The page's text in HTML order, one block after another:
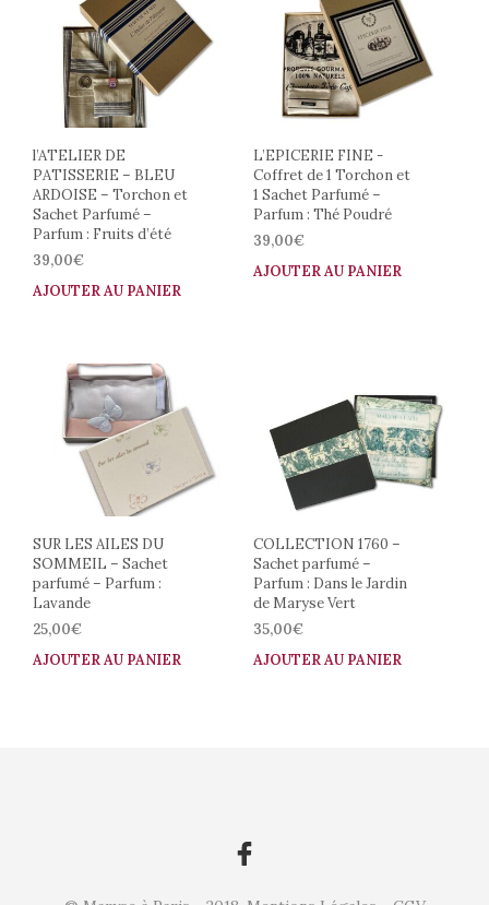
l’ATELIER DE
PATISSERIE – BLEU
ARDOISE – Torchon et
Sachet Parfumé –
Parfum : Fruits d’été
39,00€
AJOUTER AU PANIER
L’EPICERIE FINE -
Coffret de 1 Torchon et
1 Sachet Parfumé –
Parfum : Thé Poudré
39,00€
AJOUTER AU PANIER
SUR LES AILES DU
SOMMEIL – Sachet
parfumé – Parfum :
Lavande
25,00€
AJOUTER AU PANIER
COLLECTION 1760 –
Sachet parfumé –
Parfum : Dans le Jardin
de Maryse Vert
35,00€
AJOUTER AU PANIER